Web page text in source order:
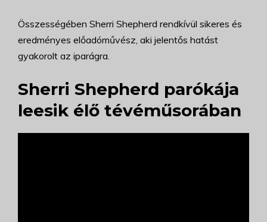
Összességében Sherri Shepherd rendkívül sikeres és
eredményes előadóművész, aki jelentős hatást
gyakorolt az iparágra.
Sherri Shepherd parókája
leesik élő tévéműsorában